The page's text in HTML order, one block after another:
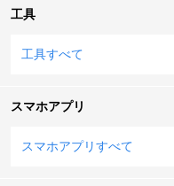
工具
工具すべて
スマホアプリ
スマホアプリすべて